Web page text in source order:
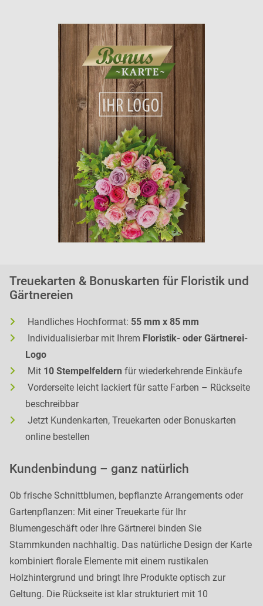
Treuekarten & Bonuskarten für Floristik und
Gärtnereien
Handliches Hochformat: 55 mm x 85 mm
Individualisierbar mit Ihrem Floristik- oder Gärtnerei-
Logo
Mit 10 Stempelfeldern für wiederkehrende Einkäufe
Vorderseite leicht lackiert für satte Farben – Rückseite
beschreibbar
Jetzt Kundenkarten, Treuekarten oder Bonuskarten
online bestellen
Kundenbindung – ganz natürlich
Ob frische Schnittblumen, bepflanzte Arrangements oder
Gartenpflanzen: Mit einer Treuekarte für Ihr
Blumengeschäft oder Ihre Gärtnerei binden Sie
Stammkunden nachhaltig. Das natürliche Design der Karte
kombiniert florale Elemente mit einem rustikalen
Holzhintergrund und bringt Ihre Produkte optisch zur
Geltung. Die Rückseite ist klar strukturiert mit 10